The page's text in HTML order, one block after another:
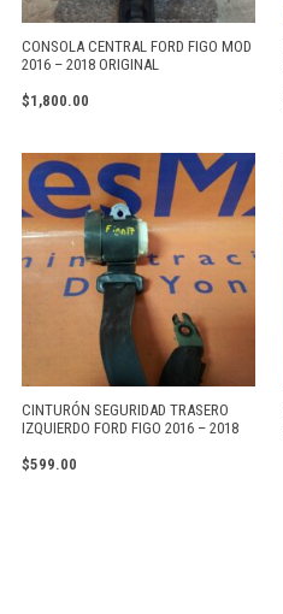
CONSOLA CENTRAL FORD FIGO MOD
2016 – 2018 ORIGINAL
$1,800.00
CINTURÓN SEGURIDAD TRASERO
IZQUIERDO FORD FIGO 2016 – 2018
$599.00